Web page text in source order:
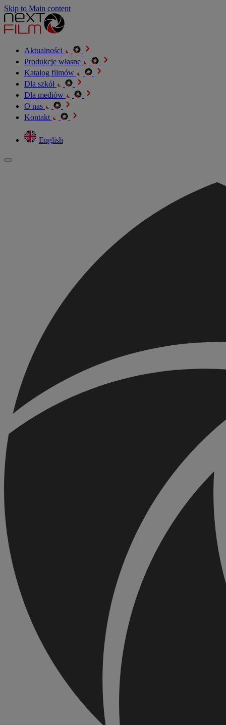
Skip to Main content
Aktualności
Produkcje własne
Katalog filmów
Dla szkół
Dla mediów
O nas
Kontakt
English